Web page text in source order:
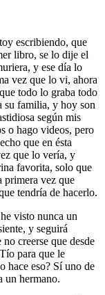
escribiendo, que
libro, se lo dije el
y ese día lo
vez que lo vi, ahora
todo lo graba todo
su familia, y hoy son
según mis
o hago videos, pero
que en ésta
que lo vería, y
favorita, solo que
primera vez que
tendría de hacerlo.
visto nunca un
y seguirá
creerse que desde
para que le
hace eso? Sí uno de
un hermano.